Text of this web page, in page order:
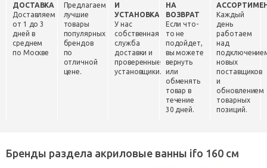
ДОСТАВКА
Доставляем
от 1 до 3
дней в
среднем
по Москве
Предлагаем
лучшие
товары
популярных
брендов
по
отличной
цене.
И
УСТАНОВКА
У нас
собственная
служба
доставки и
проверенные
установщики.
НА
ВОЗВРАТ
Если что-
то не
подойдет,
вы можете
вернуть
или
обменять
товар в
течение
30 дней.
Каждый
день
работаем
над
новых
поставщиков
и
обновлением
товарных
позиций.
Бренды раздела акриловые ванны ifo 160 см